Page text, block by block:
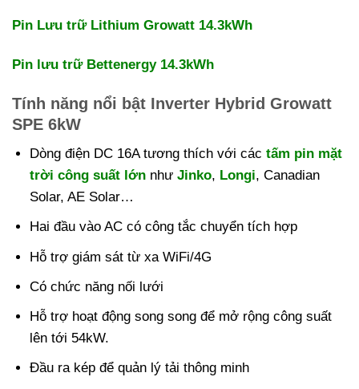
Pin Lưu trữ Lithium Growatt 14.3kWh
Pin lưu trữ Bettenergy 14.3kWh
Tính năng nổi bật Inverter Hybrid Growatt
SPE 6kW
Dòng điện DC 16A tương thích với cáctấm pin mặt
trời công suất lớn nhưJinko, Longi, Canadian
Solar, AE Solar…
Hai đầu vào AC có công tắc chuyển tích hợp
Hỗ trợ giám sát từ xa WiFi/4G
Có chức năng nối lưới
Hỗ trợ hoạt động song song để mở rộng công suất
lên tới 54kW.
Đầu ra kép để quản lý tải thông minh